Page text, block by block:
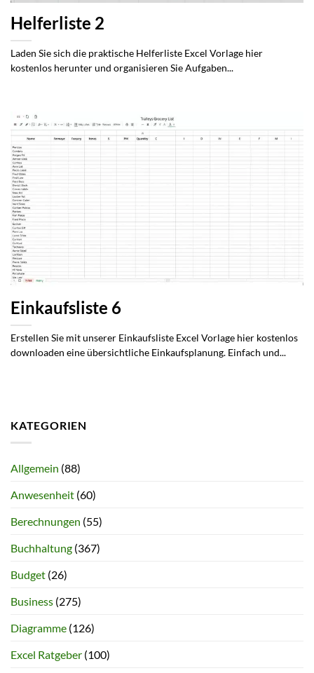
Helferliste 2
Laden Sie sich die praktische Helferliste Excel Vorlage hier
kostenlos herunter und organisieren Sie Aufgaben...
Einkaufsliste 6
Erstellen Sie mit unserer Einkaufsliste Excel Vorlage hier kostenlos
downloaden eine übersichtliche Einkaufsplanung. Einfach und...
KATEGORIEN
Allgemein (88)
Anwesenheit (60)
Berechnungen (55)
Buchhaltung (367)
Budget (26)
Business (275)
Diagramme (126)
Excel Ratgeber (100)